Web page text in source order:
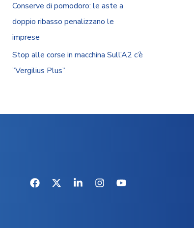
Conserve di pomodoro: le aste a
doppio ribasso penalizzano le
imprese
Stop alle corse in macchina Sull’A2 c’è
”Vergilius Plus”